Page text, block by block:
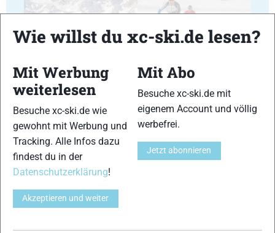
19 20
Wie willst du xc-ski.de lesen?
Mit Werbung
weiterlesen
Besuche xc-ski.de wie
gewohnt mit Werbung und
Tracking. Alle Infos dazu
findest du in der
Datenschutzerklärung!
Akzeptieren und weiter
Mit Abo
Besuche xc-ski.de mit
eigenem Account und völlig
werbefrei.
Jetzt abonnieren